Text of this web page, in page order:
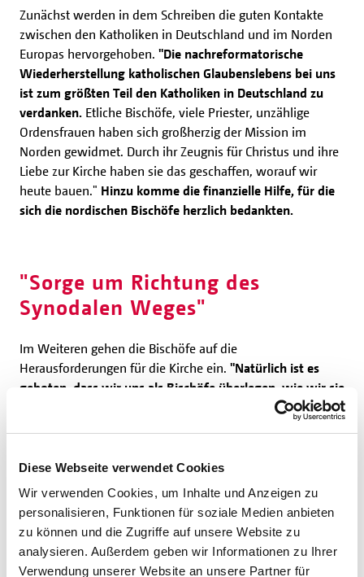
Diese Webseite verwendet Cookies
Wir verwenden Cookies, um Inhalte und Anzeigen zu
personalisieren, Funktionen für soziale Medien anbieten
zu können und die Zugriffe auf unsere Website zu
analysieren. Außerdem geben wir Informationen zu Ihrer
Verwendung unserer Website an unsere Partner für
Zunächst werden in dem Schreiben die guten Kontakte
zwischen den Katholiken in Deutschland und im Norden
Europas hervorgehoben. "Die nachreformatorische
Wiederherstellung katholischen Glaubenslebens bei uns
ist zum größten Teil den Katholiken in Deutschland zu
verdanken. Etliche Bischöfe, viele Priester, unzählige
Ordensfrauen haben sich großherzig der Mission im
Norden gewidmet. Durch ihr Zeugnis für Christus und ihre
Liebe zur Kirche haben sie das geschaffen, worauf wir
heute bauen." Hinzu komme die finanzielle Hilfe, für die
sich die nordischen Bischöfe herzlich bedankten.
"Sorge um Richtung des
Synodalen Weges"
Im Weiteren gehen die Bischöfe auf die
Herausforderungen für die Kirche ein. "Natürlich ist es
geboten, dass wir uns als Bischöfe überlegen, wie wir sie
am besten angehen, um Christus treu zu bleiben, den
vermitteln.Wir machen uns jedoch Sorgen um die
Richtung, die Methodik und den Inhalt des Synodalen
Weges der Kirche in Deutschland", heißt es in dem
offenen Brief an Bischof Bätzing. Auch die Deutsche
Bischofskonferenz tagt derzeit im bayerischen
Vierzehnheiligen.